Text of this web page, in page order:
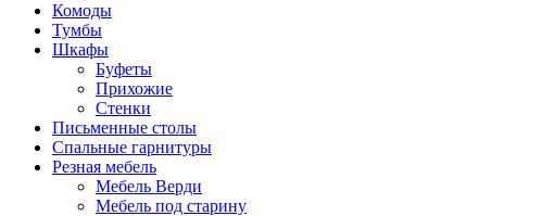
Комоды
Тумбы
Шкафы
Буфеты
Прихожие
Стенки
Письменные столы
Спальные гарнитуры
Резная мебель
Мебель Верди
Мебель под старину